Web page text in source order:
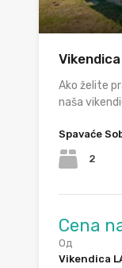
Vikendica
Ako želite
naša
Spavaće
2
Cena
Од
Vikendica